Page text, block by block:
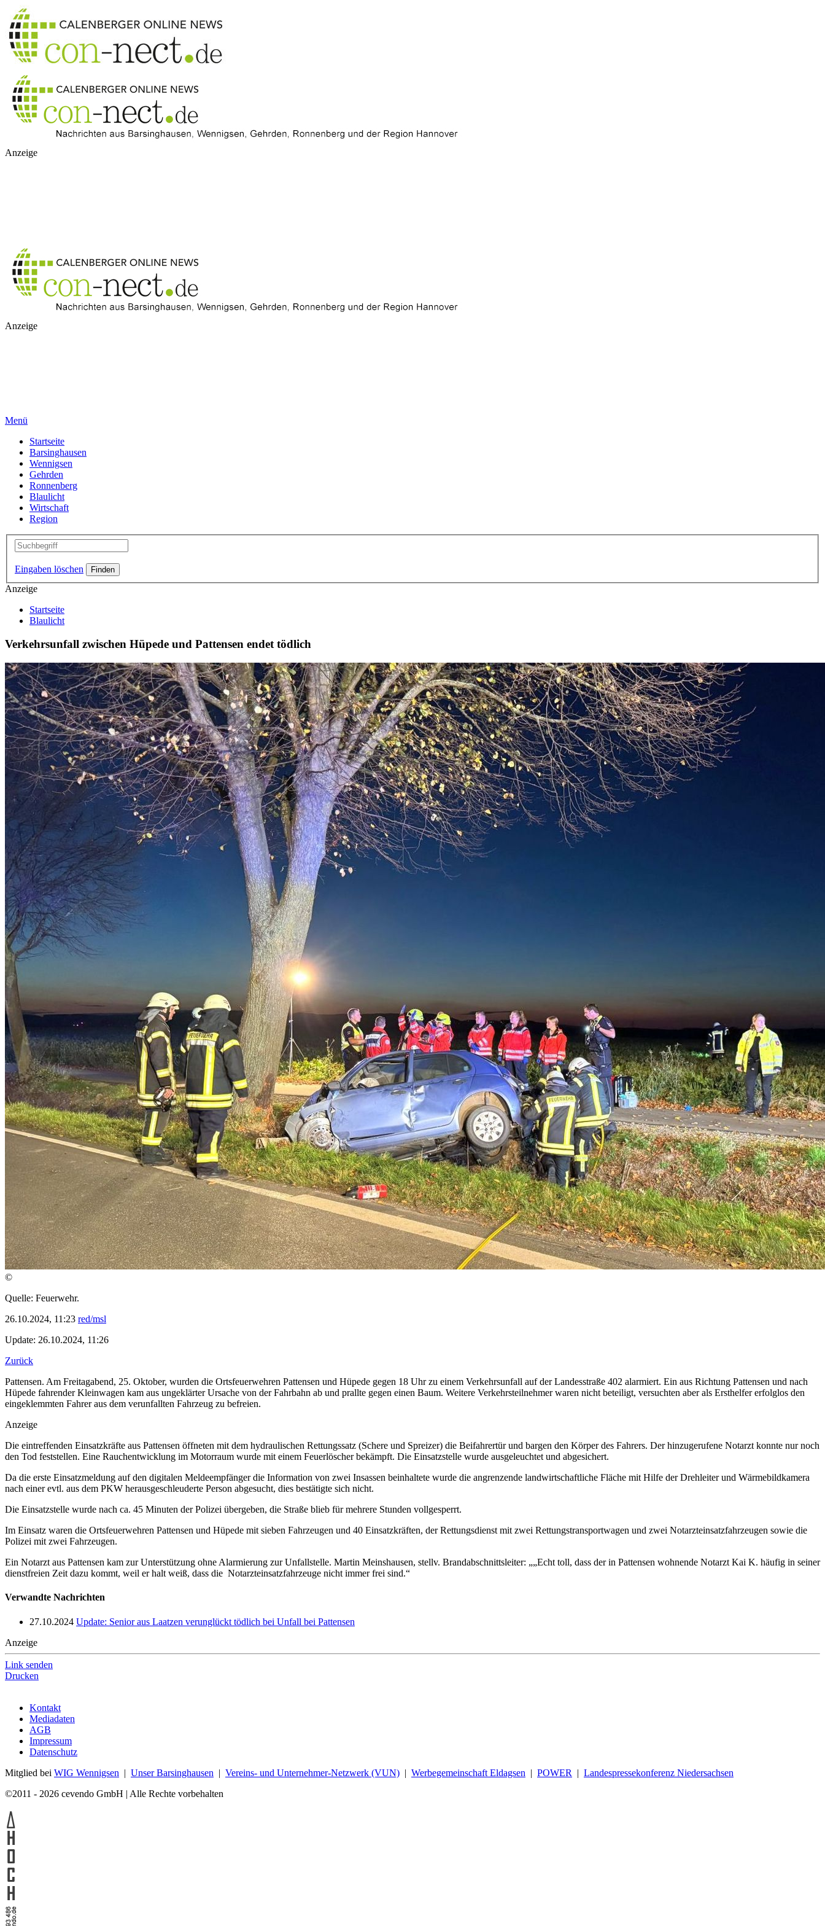
Anzeige
Anzeige
Menü
Startseite
Barsinghausen
Wennigsen
Gehrden
Ronnenberg
Blaulicht
Wirtschaft
Region
Eingaben löschen
Anzeige
Startseite
Blaulicht
Verkehrsunfall zwischen Hüpede und Pattensen endet tödlich
©
Quelle: Feuerwehr.
26.10.2024, 11:23 red/msl
Update: 26.10.2024, 11:26
Zurück
Pattensen. Am Freitagabend, 25. Oktober, wurden die Ortsfeuerwehren Pattensen und Hüpede gegen 18 Uhr zu einem Verkehrsunfall auf der Landesstraße 402 alarmiert. Ein aus Richtung Pattensen und nach
Hüpede fahrender Kleinwagen kam aus ungeklärter Ursache von der Fahrbahn ab und prallte gegen einen Baum. Weitere Verkehrsteilnehmer waren nicht beteiligt, versuchten aber als Ersthelfer erfolglos den
eingeklemmten Fahrer aus dem verunfallten Fahrzeug zu befreien.
Anzeige
Die eintreffenden Einsatzkräfte aus Pattensen öffneten mit dem hydraulischen Rettungssatz (Schere und Spreizer) die Beifahrertür und bargen den Körper des Fahrers. Der hinzugerufene Notarzt konnte nur noch
den Tod feststellen. Eine Rauchentwicklung im Motorraum wurde mit einem Feuerlöscher bekämpft. Die Einsatzstelle wurde ausgeleuchtet und abgesichert.
Da die erste Einsatzmeldung auf den digitalen Meldeempfänger die Information von zwei Insassen beinhaltete wurde die angrenzende landwirtschaftliche Fläche mit Hilfe der Drehleiter und Wärmebildkamera
nach einer evtl. aus dem PKW herausgeschleuderte Person abgesucht, dies bestätigte sich nicht.
Die Einsatzstelle wurde nach ca. 45 Minuten der Polizei übergeben, die Straße blieb für mehrere Stunden vollgesperrt.
Im Einsatz waren die Ortsfeuerwehren Pattensen und Hüpede mit sieben Fahrzeugen und 40 Einsatzkräften, der Rettungsdienst mit zwei Rettungstransportwagen und zwei Notarzteinsatzfahrzeugen sowie die
Polizei mit zwei Fahrzeugen.
Ein Notarzt aus Pattensen kam zur Unterstützung ohne Alarmierung zur Unfallstelle. Martin Meinshausen, stellv. Brandabschnittsleiter: „„Echt toll, dass der in Pattensen wohnende Notarzt Kai K. häufig in seiner
dienstfreien Zeit dazu kommt, weil er halt weiß, dass die Notarzteinsatzfahrzeuge nicht immer frei sind.“
Verwandte Nachrichten
27.10.2024 Update: Senior aus Laatzen verunglückt tödlich bei Unfall bei Pattensen
Anzeige
Link senden
Drucken
Kontakt
Mediadaten
AGB
Impressum
Datenschutz
Mitglied bei WIG Wennigsen | Unser Barsinghausen | Vereins- und Unternehmer-Netzwerk (VUN) | Werbegemeinschaft Eldagsen | POWER | Landespressekonferenz Niedersachsen
©2011 - 2026 cevendo GmbH | Alle Rechte vorbehalten